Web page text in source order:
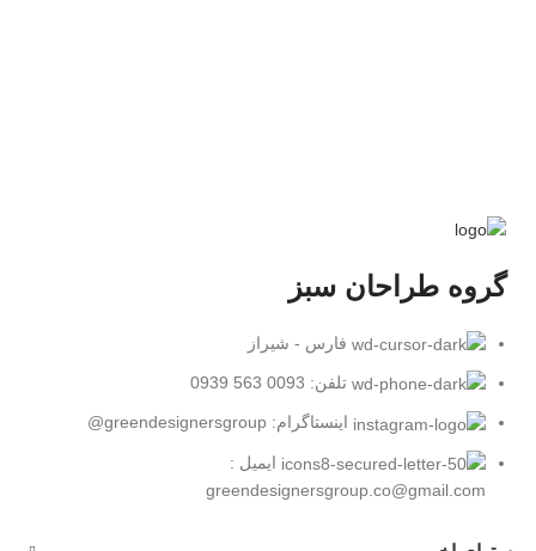
گروه طراحان سبز
فارس - شیراز
تلفن: 0093 563 0939
اینستاگرام: greendesignersgroup@
ایمیل :
greendesignersgroup.co@gmail.com